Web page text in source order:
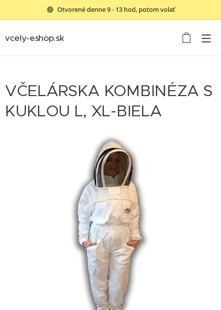
Otvorené denne 9 - 13 hod, potom volať
vcely-eshop.sk
VČELÁRSKA KOMBINÉZA S
KUKLOU L, XL-BIELA